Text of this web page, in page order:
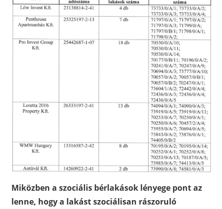
Miközben a szociális bérlakások lényege pont az
lenne, hogy a lakást szociálisan rászoruló